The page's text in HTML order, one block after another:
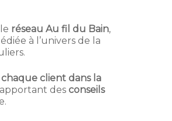
réseau Au fil du Bain,
à l’univers de la
client dans la
des conseils